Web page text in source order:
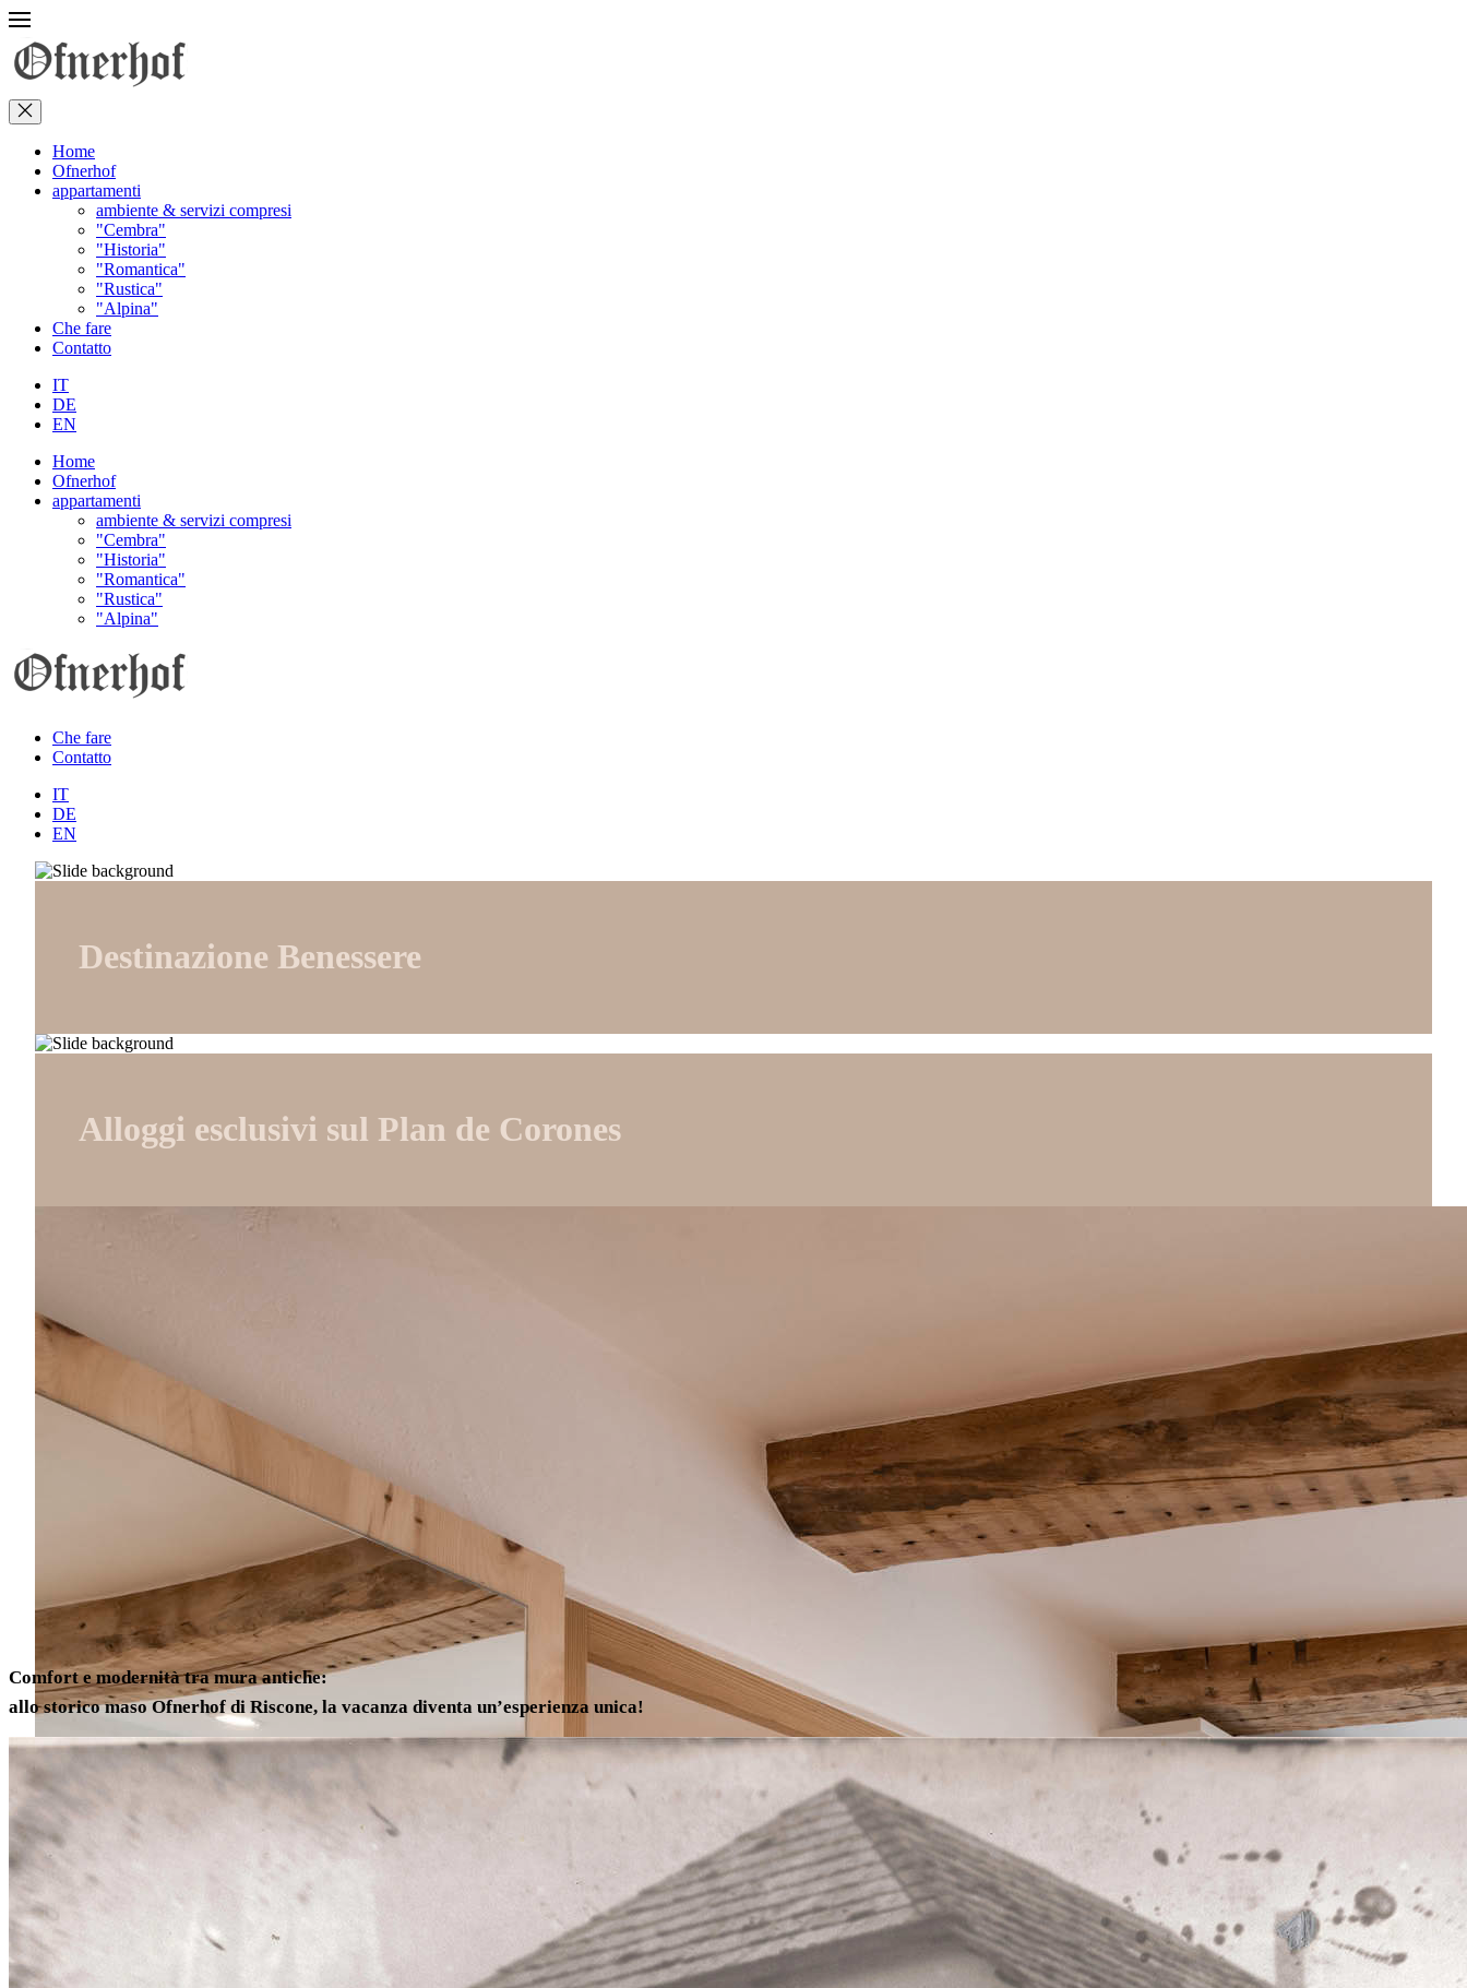
Home
Ofnerhof
appartamenti
ambiente & servizi compresi
"Cembra"
"Historia"
"Romantica"
"Rustica"
"Alpina"
Che fare
Contatto
IT
DE
EN
Home
Ofnerhof
appartamenti
ambiente & servizi compresi
"Cembra"
"Historia"
"Romantica"
"Rustica"
"Alpina"
Che fare
Contatto
IT
DE
EN
Destinazione Benessere
Alloggi esclusivi sul Plan de Corones
Comfort e modernità tra mura antiche:
allo storico maso Ofnerhof di Riscone, la vacanza diventa un’esperienza unica!